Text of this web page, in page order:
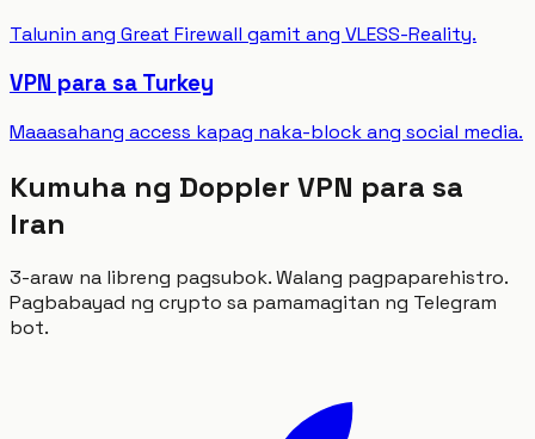
Talunin ang Great Firewall gamit ang VLESS-Reality.
VPN para sa Turkey
Maaasahang access kapag naka-block ang social media.
Kumuha ng Doppler VPN para sa
Iran
3-araw na libreng pagsubok. Walang pagpaparehistro.
Pagbabayad ng crypto sa pamamagitan ng Telegram
bot.